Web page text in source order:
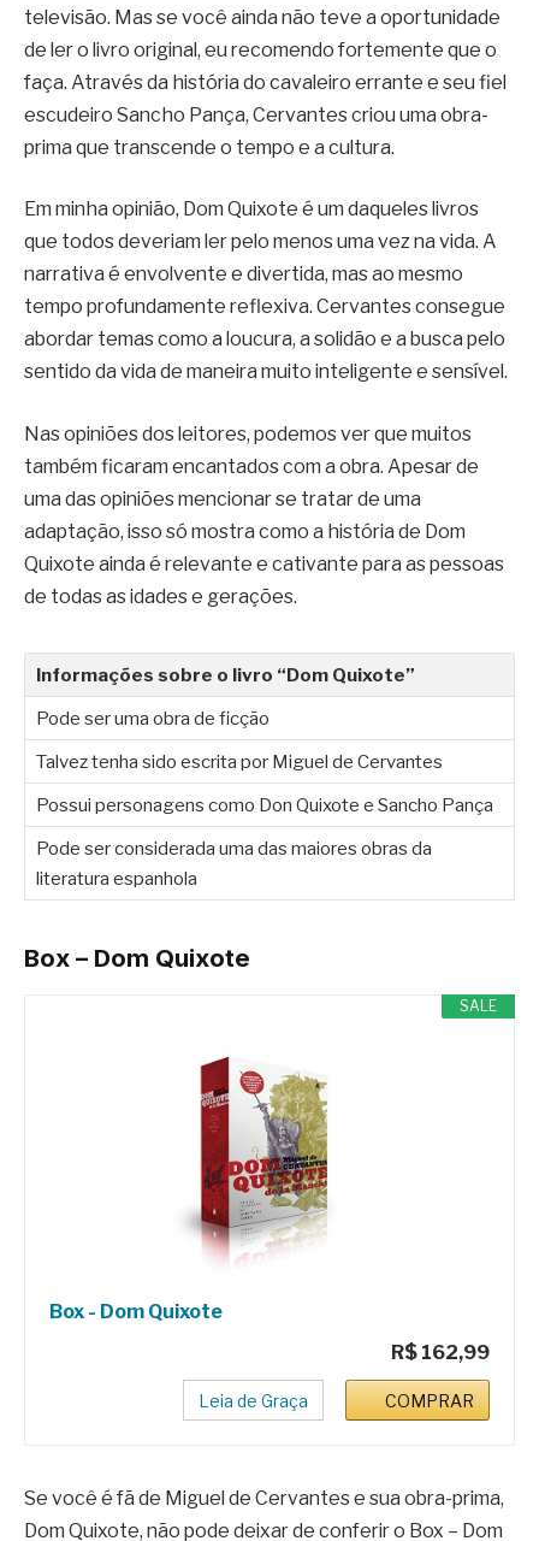
televisão. Mas se você ainda não teve a oportunidade
de ler o livro original, eu recomendo fortemente que o
faça. Através da história do cavaleiro errante e seu fiel
escudeiro Sancho Pança, Cervantes criou uma obra-
prima que transcende o tempo e a cultura.
Em minha opinião, Dom Quixote é um daqueles livros
que todos deveriam ler pelo menos uma vez na vida. A
narrativa é envolvente e divertida, mas ao mesmo
tempo profundamente reflexiva. Cervantes consegue
abordar temas como a loucura, a solidão e a busca pelo
sentido da vida de maneira muito inteligente e sensível.
Nas opiniões dos leitores, podemos ver que muitos
também ficaram encantados com a obra. Apesar de
uma das opiniões mencionar se tratar de uma
adaptação, isso só mostra como a história de Dom
Quixote ainda é relevante e cativante para as pessoas
de todas as idades e gerações.
Informações sobre o livro “Dom Quixote”
Pode ser uma obra de ficção
Talvez tenha sido escrita por Miguel de Cervantes
Possui personagens como Don Quixote e Sancho Pança
Pode ser considerada uma das maiores obras da
literatura espanhola
Box – Dom Quixote
SALE
Box - Dom Quixote
R$ 162,99
Leia de Graça COMPRAR
Se você é fã de Miguel de Cervantes e sua obra-prima,
Dom Quixote, não pode deixar de conferir o Box – Dom